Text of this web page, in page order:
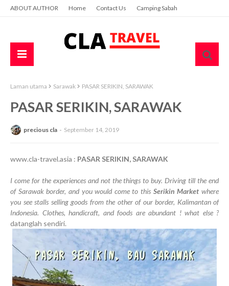
ABOUT AUTHOR Home Contact Us Camping Sabah
Laman utama Sarawak PASAR SERIKIN, SARAWAK
PASAR SERIKIN, SARAWAK
precious cla September 14, 2019
www.cla-travel.asia : PASAR SERIKIN, SARAWAK
I come for the experiences and not the things to buy. Driving till the end
of Sarawak border, and you would come to this Serikin Market where
you see stalls selling goods from the other of our border, Kalimantan of
Indonesia. Clothes, handicraft, and foods are abundant ! what else ?
datanglah sendiri.